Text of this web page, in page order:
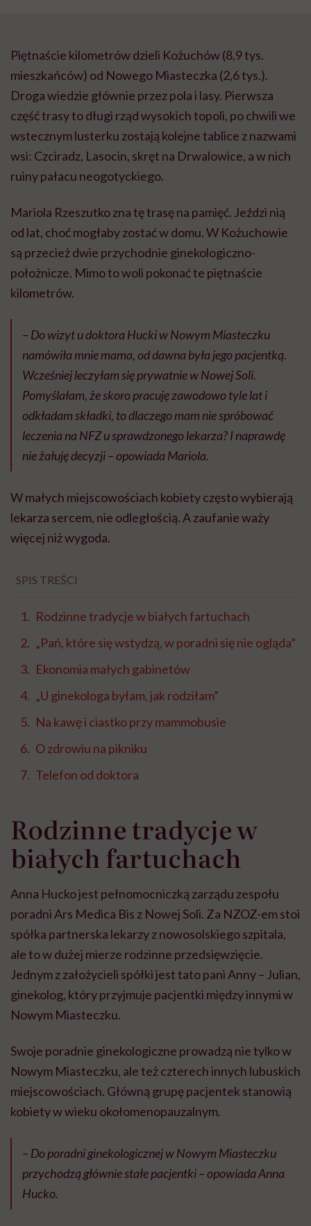
Piętnaście kilometrów dzieli Kożuchów (8,9 tys.
mieszkańców) od Nowego Miasteczka (2,6 tys.).
Droga wiedzie głównie przez pola i lasy. Pierwsza
część trasy to długi rząd wysokich topoli, po chwili we
wstecznym lusterku zostają kolejne tablice z nazwami
wsi: Czciradz, Lasocin, skręt na Drwalowice, a w nich
ruiny pałacu neogotyckiego.
Mariola Rzeszutko zna tę trasę na pamięć. Jeździ nią
od lat, choć mogłaby zostać w domu. W Kożuchowie
są przecież dwie przychodnie ginekologiczno-
położnicze. Mimo to woli pokonać te piętnaście
kilometrów.
– Do wizyt u doktora Hucki w Nowym Miasteczku
namówiła mnie mama, od dawna była jego pacjentką.
Wcześniej leczyłam się prywatnie w Nowej Soli.
Pomyślałam, że skoro pracuję zawodowo tyle lat i
odkładam składki, to dlaczego mam nie spróbować
leczenia na NFZ u sprawdzonego lekarza? I naprawdę
nie żałuję decyzji – opowiada Mariola.
W małych miejscowościach kobiety często wybierają
lekarza sercem, nie odległością. A zaufanie waży
więcej niż wygoda.
SPIS TREŚCI
Rodzinne tradycje w białych fartuchach
„Pań, które się wstydzą, w poradni się nie ogląda”
Ekonomia małych gabinetów
„U ginekologa byłam, jak rodziłam”
Na kawę i ciastko przy mammobusie
O zdrowiu na pikniku
Telefon od doktora
Rodzinne tradycje w
białych fartuchach
Anna Hucko jest pełnomocniczką zarządu zespołu
poradni Ars Medica Bis z Nowej Soli. Za NZOZ-em stoi
spółka partnerska lekarzy z nowosolskiego szpitala,
ale to w dużej mierze rodzinne przedsięwzięcie.
Jednym z założycieli spółki jest tato pani Anny – Julian,
ginekolog, który przyjmuje pacjentki między innymi w
Nowym Miasteczku.
Swoje poradnie ginekologiczne prowadzą nie tylko w
Nowym Miasteczku, ale też czterech innych lubuskich
miejscowościach. Główną grupę pacjentek stanowią
kobiety w wieku okołomenopauzalnym.
– Do poradni ginekologicznej w Nowym Miasteczku
przychodzą głównie stałe pacjentki – opowiada Anna
Hucko.